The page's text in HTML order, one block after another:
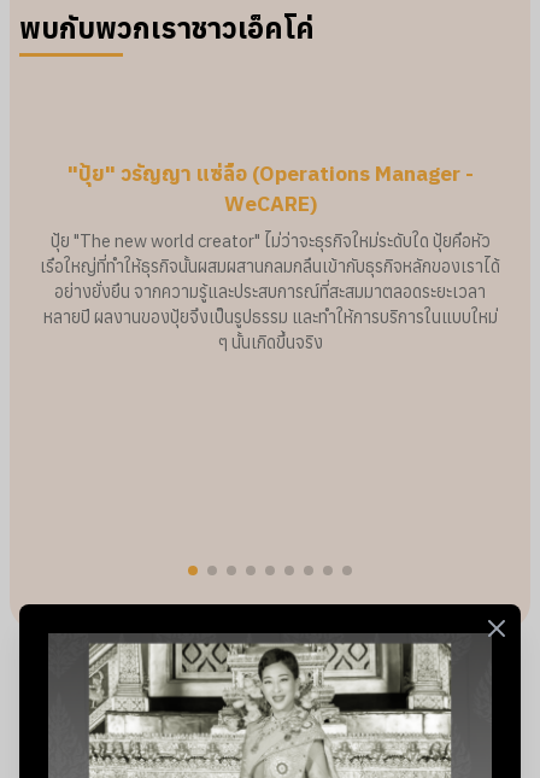
พบกับพวกเราชาวเอ็คโค่
"ปุ้ย" วรัญญา แซ่ลือ (Operations Manager -
WeCARE)
ปุ้ย "The new world creator" ไม่ว่าจะธุรกิจใหม่ระดับใด ปุ้ยคือหัว
เรือใหญ่ที่ทำให้ธุรกิจนั้นผสมผสานกลมกลืนเข้ากับธุรกิจหลักของเราได้
อย่างยั่งยืน จากความรู้และประสบการณ์ที่สะสมมาตลอดระยะเวลา
หลายปี ผลงานของปุ้ยจึงเป็นรูปธรรม และทำให้การบริการในแบบใหม่
ๆ นั้นเกิดขึ้นจริง
บริการของเรา